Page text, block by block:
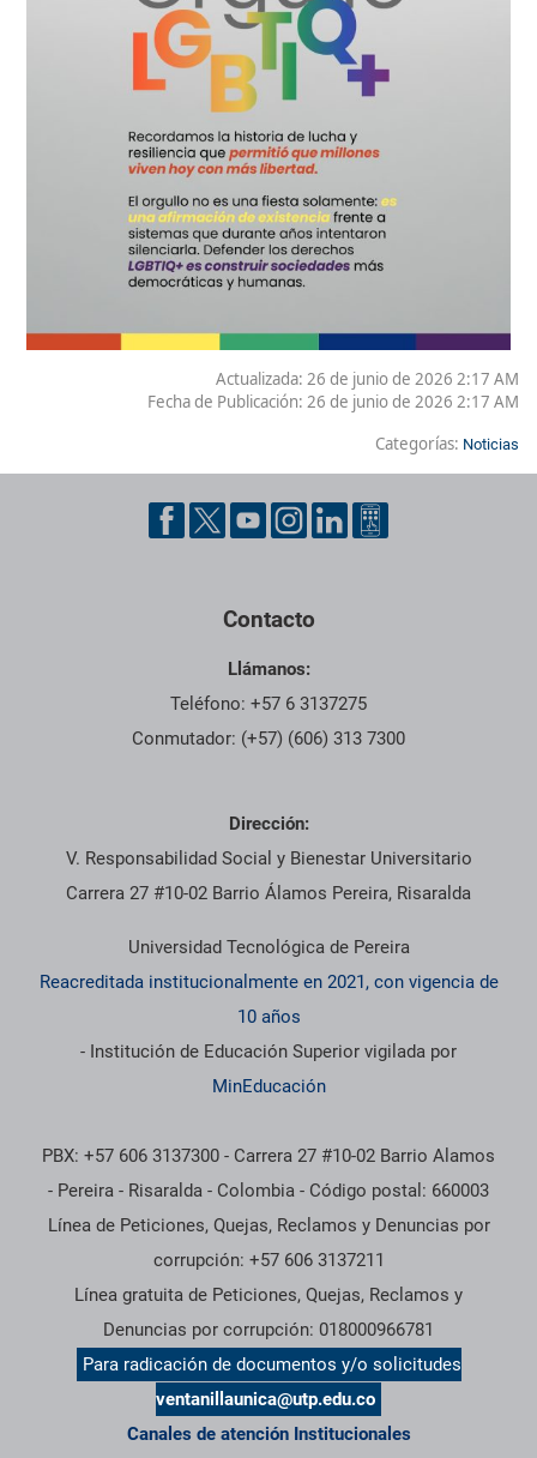
Actualizada: 26 de junio de 2026 2:17 AM
Fecha de Publicación: 26 de junio de 2026 2:17 AM
Categorías: Noticias
Contacto
Llámanos:
Teléfono: +57 6 3137275
Conmutador: (+57) (606) 313 7300
Dirección:
V. Responsabilidad Social y Bienestar Universitario
Carrera 27 #10-02 Barrio Álamos Pereira, Risaralda
Universidad Tecnológica de Pereira
Reacreditada institucionalmente en 2021, con vigencia de
10 años
- Institución de Educación Superior vigilada por
MinEducación
PBX: +57 606 3137300 - Carrera 27 #10-02 Barrio Alamos
- Pereira - Risaralda - Colombia - Código postal: 660003
Línea de Peticiones, Quejas, Reclamos y Denuncias por
corrupción: +57 606 3137211
Línea gratuita de Peticiones, Quejas, Reclamos y
Denuncias por corrupción: 018000966781
Para radicación de documentos y/o solicitudes
ventanillaunica@utp.edu.co
Canales de atención Institucionales